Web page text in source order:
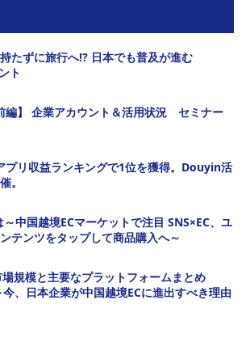
たずに旅行へ!? 日本でも普及が進む
ト
編】 企業アカウント＆活用状況 セミナー
リ収益ランキングで1位を獲得。Douyin活
。
中国越境ECマーケットで注目 SNS×EC、ユ
テンツをタップして商品購入へ～
規模と主要なプラットフォームまとめ
今、日本企業が中国越境ECに進出すべき理由